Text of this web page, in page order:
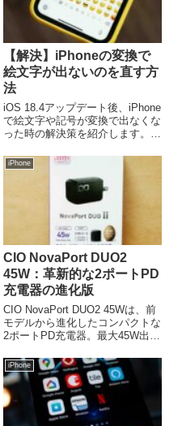
【解決】iPhoneの変換で
絵文字が出ないのを直す方
法
iOS 18.4アップデート後、iPhone
で絵文字や記号が変換で出なくな
った時の解決策を紹介します。
ト」するだけで簡単に直せます。
同じ不具合でお困りの方はぜひお
試しください。
iPhone
CIO NovaPort DUO2
45W：革新的な2ポートPD
充電器の進化版
CIO NovaPort DUO2 45Wは、前
モデルから進化したコンパクトな
2ポートPD充電器。最大45W出
時急速充電が可能。安全性も向上
し、ビジネスや旅行に最適。本記
事では詳細なレビューと比較を提
供します。
iPhone